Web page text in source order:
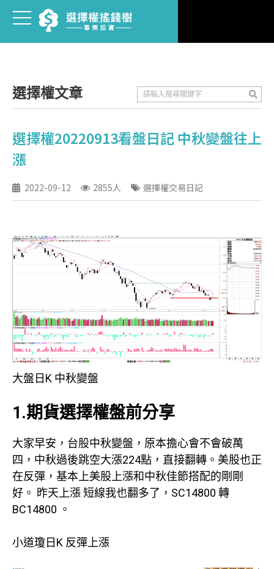
選擇權文章
選擇權20220913看盤日記 中秋變盤往上
漲
2022-09-12 2855人 選擇權交易日記
大盤日K 中秋變盤
1.期貨選擇權盤前分享
大家早安，台股中秋變盤，原本擔心會不會破萬
四，中秋過後跳空大漲224點，直接翻轉。美股也正
在反彈，基本上美股上漲和中秋佳節搭配的剛剛
好。 昨天上漲 短線我也翻多了，SC14800 轉
BC14800 。
小道瓊日K 反彈上漲